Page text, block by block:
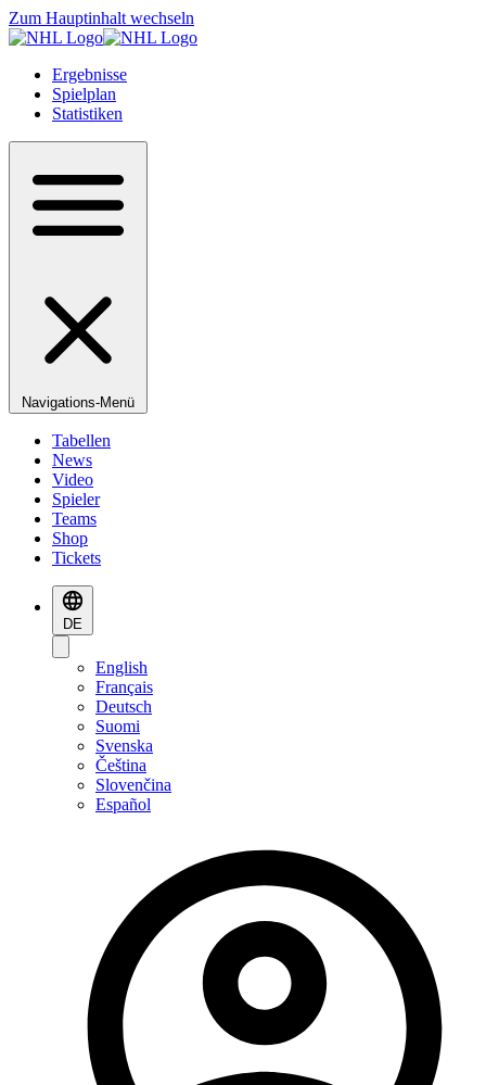
Zum Hauptinhalt wechseln
Ergebnisse
Spielplan
Statistiken
Navigations-Menü
Tabellen
News
Video
Spieler
Teams
Shop
Tickets
DE
English
Français
Deutsch
Suomi
Svenska
Čeština
Slovenčina
Español